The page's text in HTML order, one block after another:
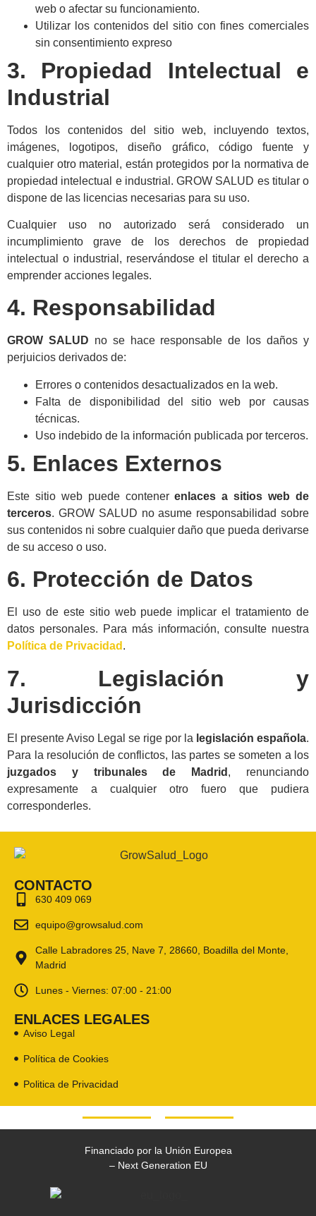
web o afectar su funcionamiento.
Utilizar los contenidos del sitio con fines comerciales
sin consentimiento expreso
3. Propiedad Intelectual e
Industrial
Todos los contenidos del sitio web, incluyendo textos,
imágenes, logotipos, diseño gráfico, código fuente y
cualquier otro material, están protegidos por la normativa de
propiedad intelectual e industrial. GROW SALUD es titular o
dispone de las licencias necesarias para su uso.
Cualquier uso no autorizado será considerado un
incumplimiento grave de los derechos de propiedad
intelectual o industrial, reservándose el titular el derecho a
emprender acciones legales.
4. Responsabilidad
GROW SALUD no se hace responsable de los daños y
perjuicios derivados de:
Errores o contenidos desactualizados en la web.
Falta de disponibilidad del sitio web por causas
técnicas.
Uso indebido de la información publicada por terceros.
5. Enlaces Externos
Este sitio web puede contenerenlaces a sitios web de
terceros. GROW SALUD no asume responsabilidad sobre
sus contenidos ni sobre cualquier daño que pueda derivarse
de su acceso o uso.
6. Protección de Datos
El uso de este sitio web puede implicar el tratamiento de
datos personales. Para más información, consulte nuestra
Política de Privacidad .
7. Legislación y
Jurisdicción
El presente Aviso Legal se rige por la legislación española.
Para la resolución de conflictos, las partes se someten a los
juzgados y tribunales de Madrid , renunciando
expresamente a cualquier otro fuero que pudiera
corresponderles.
CONTACTO
630 409 069
equipo@growsalud.com
Calle Labradores 25, Nave 7, 28660, Boadilla del Monte,
Madrid
Lunes - Viernes: 07:00 - 21:00
ENLACES LEGALES
Aviso Legal
Política de Cookies
Politica de Privacidad
Financiado por la Unión Europea
– Next Generation EU